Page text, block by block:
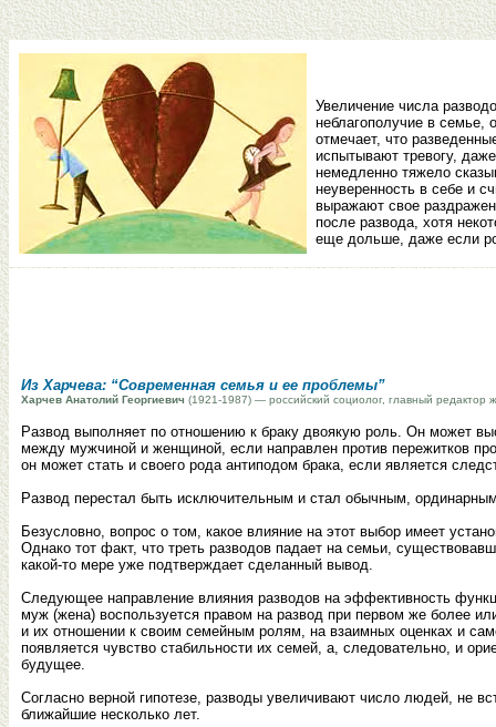
Увеличение числа
неблагополучие в семье,
отмечает, что
испытывают тревогу,
немедленно тяжело
неуверенность в себе и
выражают свое
после развода, хотя
еще дольше, даже если
Из Харчева: “Современная семья и ее проблемы”
Харчев Анатолий Георгиевич (1921-1987) — российский социолог, главный редактор
Развод выполняет по отношению к браку двоякую роль. Он может
между мужчиной и женщиной, если направлен против пережитков
он может стать и своего рода антиподом брака, если является
Развод перестал быть исключительным и стал обычным,
Безусловно, вопрос о том, какое влияние на этот выбор имеет
Однако тот факт, что треть разводов падает на семьи,
какой-то мере уже подтверждает сделанный вывод.
Следующее направление влияния разводов на эффективность
муж (жена) воспользуется правом на развод при первом же более
и их отношении к своим семейным ролям, на взаимных оценках и
появляется чувство стабильности их семей, а, следовательно, и
будущее.
Согласно верной гипотезе, разводы увеличивают число людей, не
ближайшие несколько лет.